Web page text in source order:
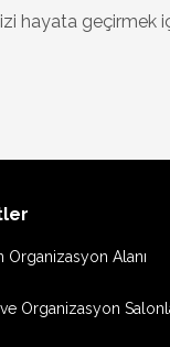
hayata geçirmek
Organizasyon Alanı
Organizasyon